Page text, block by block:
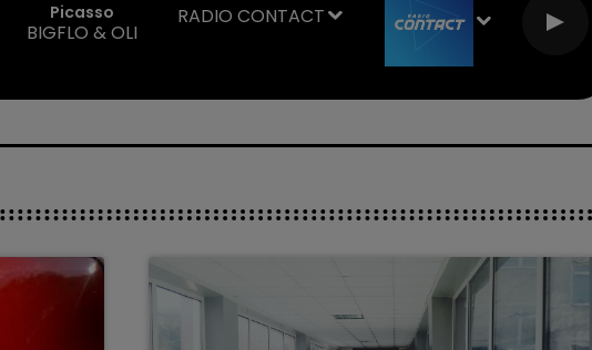
Picasso
BIGFLO & OLI
RADIO CONTACT